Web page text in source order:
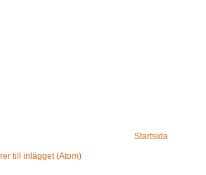
Startsida
till inlägget (Atom)